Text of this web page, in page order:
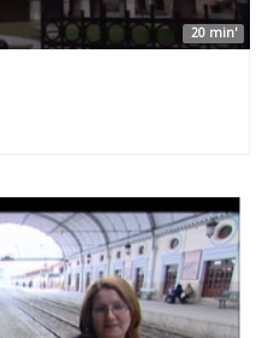
20 min'